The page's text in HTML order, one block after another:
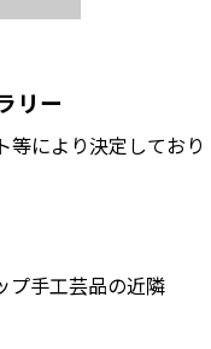
リー
等により決定しており
プ手工芸品の近隣